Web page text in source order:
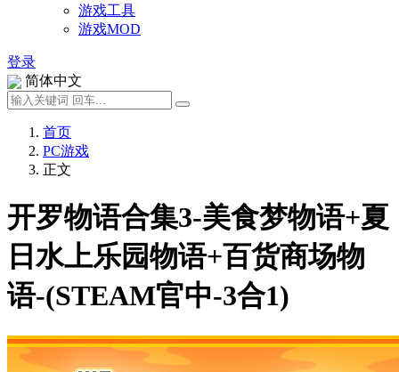
游戏工具
游戏MOD
登录
简体中文
首页
PC游戏
正文
开罗物语合集3-美食梦物语+夏
日水上乐园物语+百货商场物
语-(STEAM官中-3合1)